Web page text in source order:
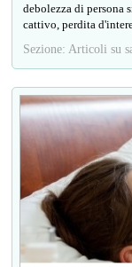
debolezza di persona
cattivo, perdita
Sezione: Articoli su